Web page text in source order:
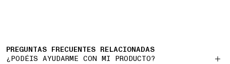
PREGUNTAS FRECUENTES RELACIONADAS
¿PODÉIS AYUDARME CON MI PRODUCTO?